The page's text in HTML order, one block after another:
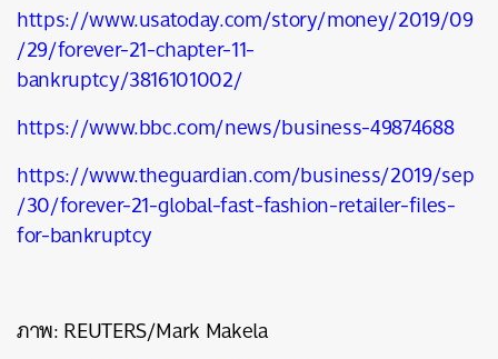
https://www.usatoday.com/story/money/2019/09
/29/forever-21-chapter-11-
bankruptcy/3816101002/
https://www.bbc.com/news/business-49874688
https://www.theguardian.com/business/2019/sep
/30/forever-21-global-fast-fashion-retailer-files-
for-bankruptcy
ภาพ:REUTERS/Mark Makela